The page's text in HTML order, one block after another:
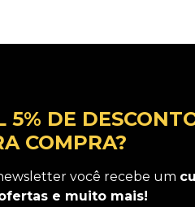
5% DE
COMPRA?
você recebe um
e muito mais!